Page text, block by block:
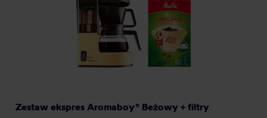
Zestaw ekspres Aromaboy® Beżowy + filtry